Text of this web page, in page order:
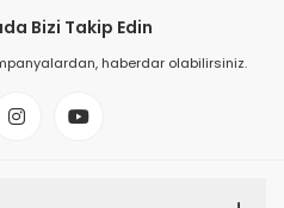
Bizi Takip Edin
haberdar olabilirsiniz.